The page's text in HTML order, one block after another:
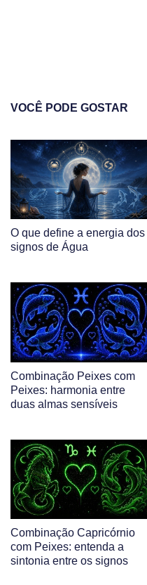
VOCÊ PODE GOSTAR
O que define a energia dos
signos de Água
Combinação Peixes com
Peixes: harmonia entre
duas almas sensíveis
Combinação Capricórnio
com Peixes: entenda a
sintonia entre os signos